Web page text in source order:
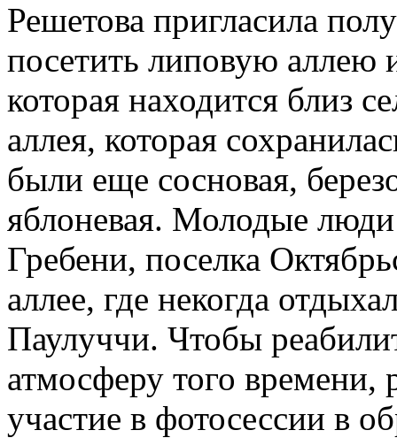
Решетова пригласила
посетить липовую аллею
которая находится близ
аллея, которая
были еще сосновая,
яблоневая. Молодые
Гребени, поселка
аллее, где некогда
Паулуччи. Чтобы
атмосферу того времени,
участие в фотосессии в